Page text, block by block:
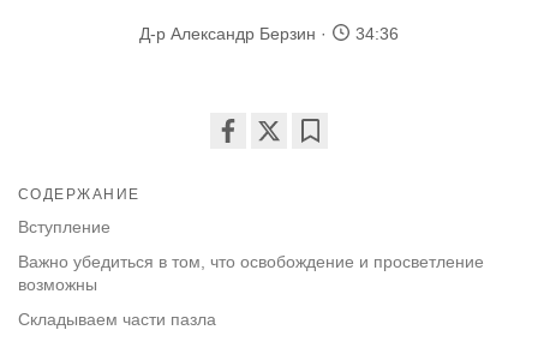
Д-р Александр Берзин 34:36
СОДЕРЖАНИЕ
Вступление
Важно убедиться в том, что освобождение и просветление
возможны
Складываем части пазла